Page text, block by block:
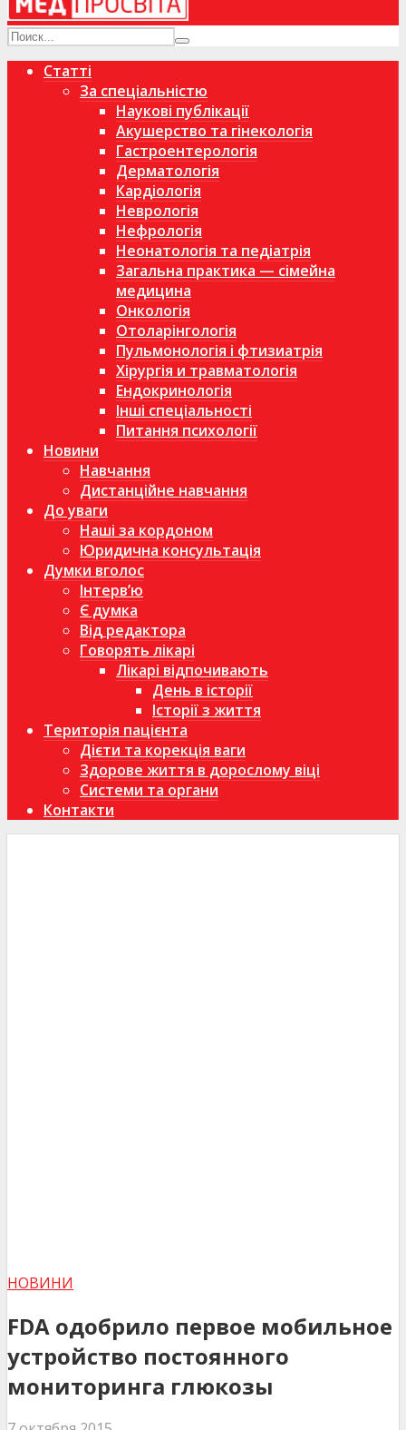
Статті
За спеціальністю
Наукові публікації
Акушерство та гінекологія
Гастроентерологія
Дерматологія
Кардіологія
Неврологія
Нефрологія
Неонатологія та педіатрія
Загальна практика — сімейна
медицина
Онкологія
Отоларінгологія
Пульмонологія і фтизиатрія
Хірургія и травматологія
Ендокринологія
Інші спеціальності
Питання психології
Новини
Навчання
Дистанційне навчання
До уваги
Наші за кордоном
Юридична консультація
Думки вголос
Інтерв’ю
Є думка
Від редактора
Говорять лікарі
Лікарі відпочивають
День в історії
Історії з життя
Територія пацієнта
Дієти та корекція ваги
Здорове життя в дорослому віці
Системи та органи
Контакти
НОВИНИ
FDA одобрило первое мобильное
устройство постоянного
мониторинга глюкозы